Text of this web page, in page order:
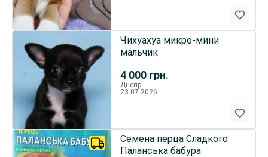
4 000 грн.
Чихуахуа микро-мини
мальчик
Днепр
23.07.2026
Семена перца Сладкого
Паланська бабура